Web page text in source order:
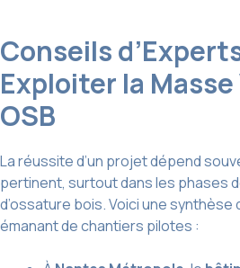
Conseils
Exploiter la
OSB
La réussite d’un projet dépend
pertinent, surtout dans les phases
d’ossature bois. Voici une
émanant de chantiers pilotes :